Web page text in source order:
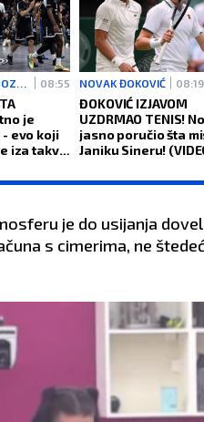
08:55
je
evo koji
iza takve
NOVAK ĐOKOVIĆ 08:19
ĐOKOVIĆ IZJAVOM
UZDRMAO TENIS!
jasno poručio šta
Janiku Sineru!
je do usijanja
s cimerima, ne